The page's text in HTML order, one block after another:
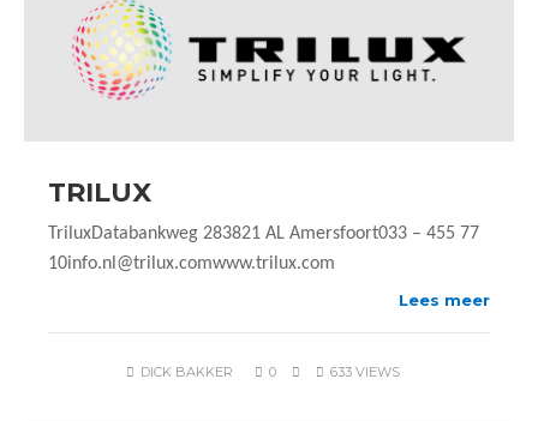
TRILUX
TriluxDatabankweg 283821 AL Amersfoort033 – 455 77
10info.nl@trilux.comwww.trilux.com
Lees meer
DICK BAKKER 0 633 VIEWS